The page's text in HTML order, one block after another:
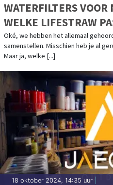
WATERFILTERS
WELKE LIFESTRAW
NOODPAKKET?
Oké, we hebben het allemaal
samenstellen. Misschien heb je al
Maar ja, welke [...]
18 oktober 2024, 14:35 uur